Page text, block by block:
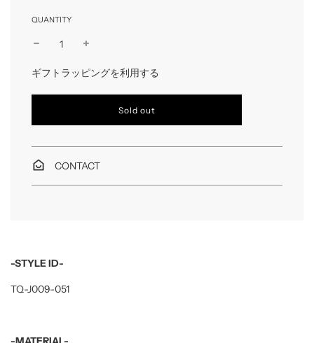
QUANTITY
ギフトラッピングを利用する
l
d
Sold out
CONTACT
-STYLE ID-
TQ-J009-051